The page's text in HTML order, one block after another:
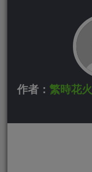
作者： 繁時花火